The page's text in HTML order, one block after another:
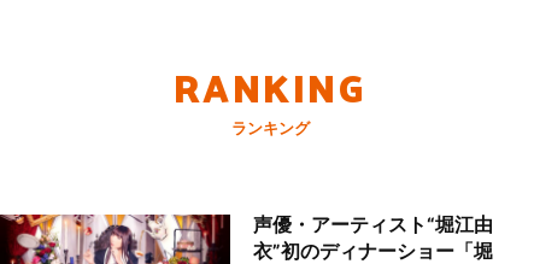
RANKING
ランキング
声優・アーティスト“堀江由
衣”初のディナーショー「堀